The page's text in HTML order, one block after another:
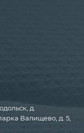
д.
Валищево, д. 5,